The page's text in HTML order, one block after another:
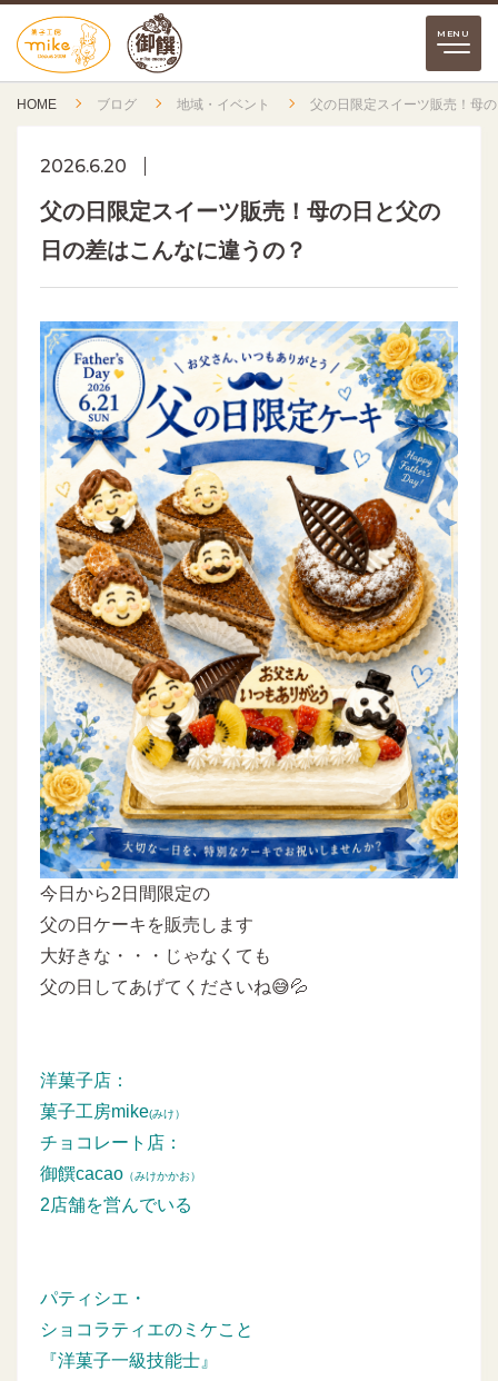
HOME ブログ 地域・イベント 父の日限定スイーツ販売！母
2026.6.20
父の日限定スイーツ販売！母の日と父の
日の差はこんなに違うの？
今日から2日間限定の
父の日ケーキを販売します
大好きな・・・じゃなくても
父の日してあげてくださいね😅💦
洋菓子店：
菓子工房mike(みけ）
チョコレート店：
御饌cacao （みけかかお）
2店舗を営んでいる
パティシエ・
ショコラティエのミケこと
『洋菓子一級技能士』